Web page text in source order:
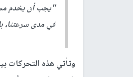
"يجب أن يخدم
في مدى سرعتنا،